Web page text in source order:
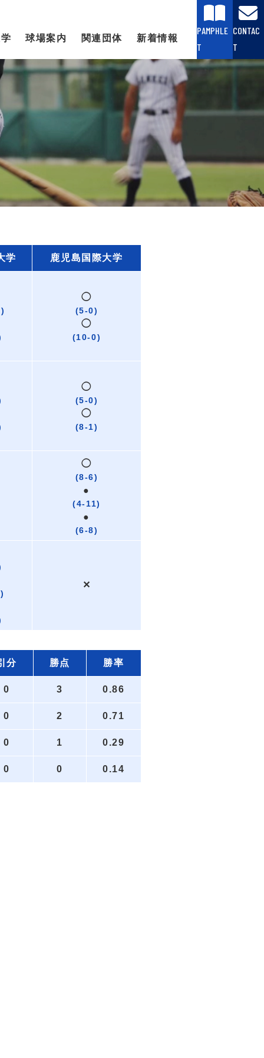
球場案内 関連団体 新着情報
PAMPHLE
T
CONTAC
T
学 鹿児島国際大学
◯
(5-0)
◯
(10-0)
◯
(5-0)
◯
(8-1)
◯
(8-6)
●
(4-11)
●
(6-8)
✕
分 勝点 勝率
0 3 0.86
0 2 0.71
0 1 0.29
0 0 0.14